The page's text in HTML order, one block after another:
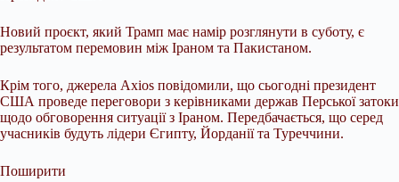
Новий проєкт, який Трамп має намір розглянути в суботу, є
результатом перемовин між Іраном та Пакистаном.
Крім того, джерела Axios повідомили, що сьогодні президент
США проведе переговори з керівниками держав Перської затоки
щодо обговорення ситуації з Іраном. Передбачається, що серед
учасників будуть лідери Єгипту, Йорданії та Туреччини.
Поширити